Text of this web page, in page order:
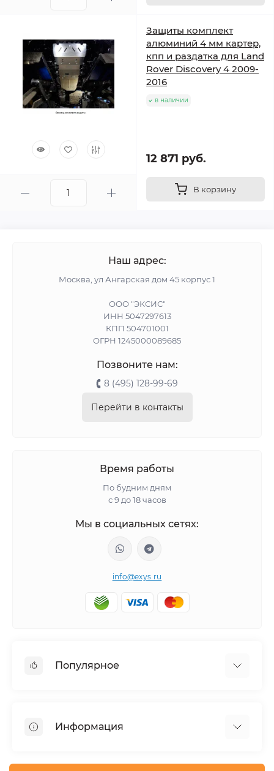
Защиты комплект
алюминий 4 мм картер,
кпп и раздатка для Land
Rover Discovery 4 2009-
2016
в наличии
12 871 руб.
В корзину
Наш адрес:
Москва, ул Ангарская дом 45 корпус 1
ООО "ЭКСИС"
ИНН 5047297613
КПП 504701001
ОГРН 1245000089685
Позвоните нам:
8 (495) 128-99-69
Перейти в контакты
Время работы
По будним дням
с 9 до 18 часов
Мы в социальных сетях:
info@exys.ru
Популярное
Багажники на крышу
Информация